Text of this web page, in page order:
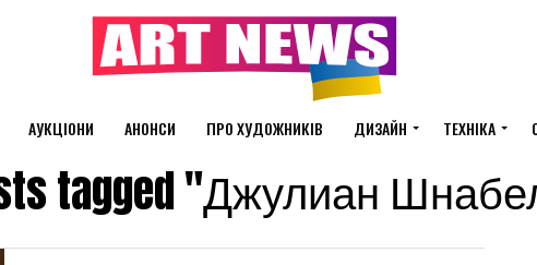
АУКЦІОНИ АНОНСИ ПРО ХУДОЖНИКІВ ДИЗАЙН ТЕХНІКА
tagged "Джулиан